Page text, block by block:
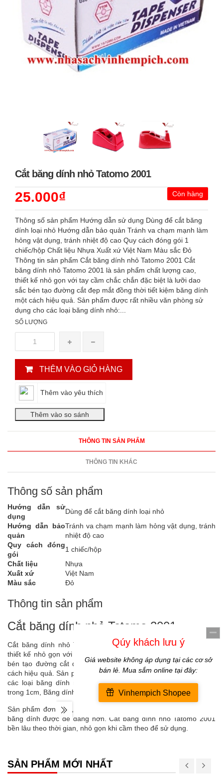
Cắt băng dính nhỏ Tatomo 2001
Còn hàng
25.000₫
Thông số sản phẩm Hướng dẫn sử dụng Dùng để cắt băng
dính loại nhỏ Hướng dẫn bảo quản Tránh va chạm mạnh làm
hỏng vật dụng, tránh nhiệt độ cao Quy cách đóng gói 1
chiếc/hộp Chất liệu Nhựa Xuất xứ Việt Nam Màu sắc Đỏ
Thông tin sản phẩm Cắt băng dính nhỏ Tatomo 2001 Cắt
băng dính nhỏ Tatomo 2001 là sản phẩm chất lượng cao,
thiết kế nhỏ gọn với tay cầm chắc chắn đặc biệt là lưỡi dao
sắc bén tạo đường cắt đẹp mắt đồng thời tiết kiệm băng dính
một cách hiệu quả. Sản phẩm được rất nhiều văn phòng sử
dụng cho các loại băng dính nhỏ:...
SỐ LƯỢNG
THÊM VÀO GIỎ HÀNG
Thêm vào yêu thích
THÔNG TIN SẢN PHẨM
THÔNG TIN KHÁC
Thông số sản phẩm
Hướng dẫn sử
dụng
Dùng để cắt băng dính loại nhỏ
Hướng dẫn bảo
quản
Tránh va chạm mạnh làm hỏng vật dụng, tránh
nhiệt độ cao
Quy cách đóng
gói
1 chiếc/hộp
Chất liệu
Nhựa
Xuất xứ
Việt Nam
Màu sắc
Đỏ
Thông tin sản phẩm
Cắt băng dính nhỏ Tatomo 2001
Cắt băng dính nhỏ Tatomo 2001 là sản phẩm chất lượng cao,
thiết kế nhỏ gọn với tay cầm chắc chắn đặc biệt là lưỡi dao sắc
bén tạo đường cắt đẹp mắt đồng thời tiết kiệm băng dính một
cách hiệu quả. Sản phẩm được rất nhiều văn phòng sử dụng cho
các loại băng dính nhỏ: Băng dính trong 2cm dày, Băng dính
trong 1cm, Băng dính trong 1cm dày...
Sản phẩm đơn giản, tiện lợi và an toàn, giúp người sử dụng cắt
băng dính được dễ dàng hơn. Cắt băng dính nhỏ Tatomo 2001
bền lâu theo thời gian, nhỏ gọn khi cầm theo để sử dụng.
SẢN PHẨM MỚI NHẤT